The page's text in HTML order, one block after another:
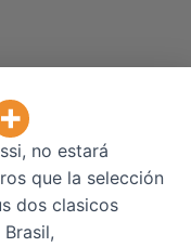
no estará
que la selección
dos clasicos